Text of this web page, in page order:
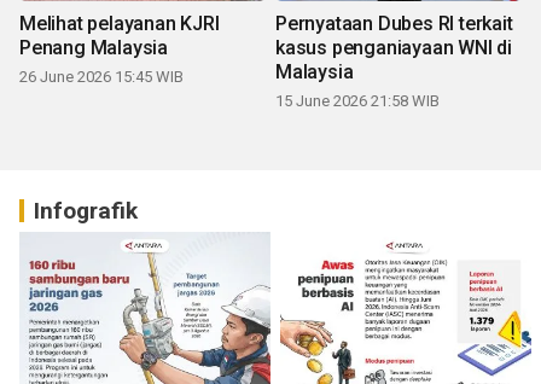
Melihat pelayanan KJRI
Penang Malaysia
26 June 2026 15:45 WIB
Pernyataan Dubes RI terkait
kasus penganiayaan WNI di
Malaysia
15 June 2026 21:58 WIB
Infografik